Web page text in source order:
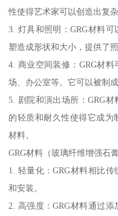
性使得艺术家可以创造出复
3. 灯具和照明：GRG材料
塑造成形状和大小，提供了
4. 商业空间装修：GRG材
场、办公室等。它可以被制
5. 剧院和演出场所：GRG
的轻质和耐久性使得它成为
材料。
GRG材料（玻璃纤维增强石
1. 轻量化：GRG材料相比
和安装。
2. 高强度：GRG材料通过